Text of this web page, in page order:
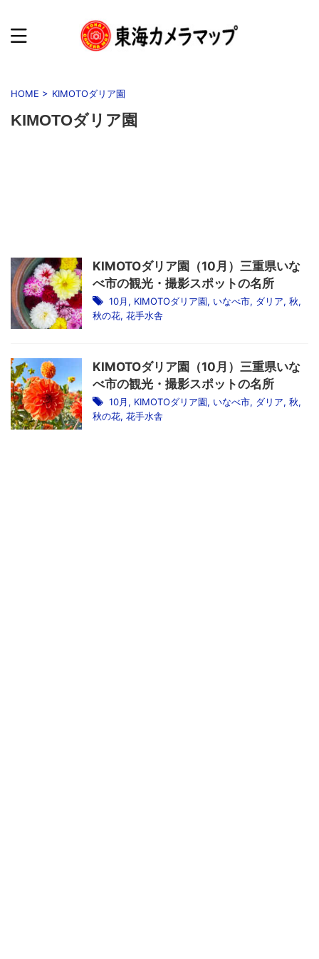
HOME > KIMOTOダリア園
KIMOTOダリア園
KIMOTOダリア園（10月）三重県いな
べ市の観光・撮影スポットの名所
10月, KIMOTOダリア園, いなべ市, ダリア, 秋,
秋の花, 花手水舎
KIMOTOダリア園（10月）三重県いな
べ市の観光・撮影スポットの名所
10月, KIMOTOダリア園, いなべ市, ダリア, 秋,
秋の花, 花手水舎